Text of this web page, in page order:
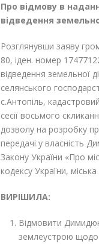
Про відмову в
відведення
Розглянувши заяву
80, іден. номер
відведення земельної
селянського
с.Антопіль,
сесії восьмого
дозволу на розробку
передачі у власність
Закону України «Про
кодексу України,
ВИРІШИЛА:
Відмовити Димидюк
землеустрою щодо